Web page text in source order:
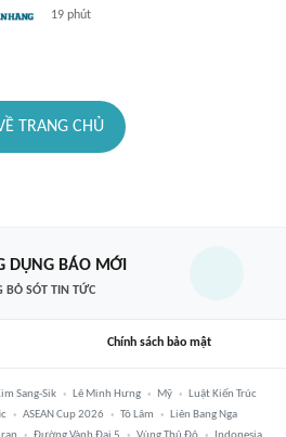
19 phút
TRANG CHỦ
DỤNG BÁO MỚI
BỎ SÓT TIN TỨC
Chính sách bảo mật
Sang-Sik Lê Minh Hưng Mỹ
Luật Kiến Trúc
ASEAN Cup 2026 Tô Lâm
Liên Bang Nga